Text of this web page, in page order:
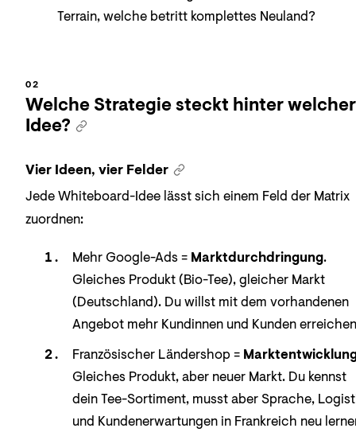
Terrain, welche betritt komplettes Neuland?
Welche Strategie steckt hinter welcher
Idee?
Vier Ideen, vier Felder
Jede Whiteboard-Idee lässt sich einem Feld der Matrix
zuordnen:
Mehr Google-Ads = Marktdurchdringung.
Gleiches Produkt (Bio-Tee), gleicher Markt
(Deutschland). Du willst mit dem vorhandenen
Angebot mehr Kundinnen und Kunden
Französischer Ländershop =
Gleiches Produkt, aber neuer Markt. Du kennst
dein Tee-Sortiment, musst aber Sprache,
und Kundenerwartungen in Frankreich neu